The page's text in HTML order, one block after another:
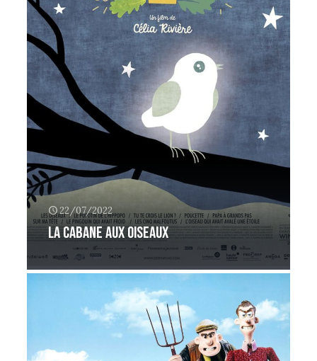
22/07/2022
la cabane aux oiseaux